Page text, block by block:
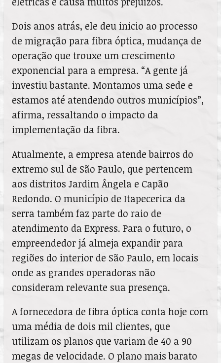
Dois anos atrás, ele deu inicio ao processo
de migração para fibra óptica, mudança de
operação que trouxe um crescimento
exponencial para a empresa. “A gente já
investiu bastante. Montamos uma sede e
estamos até atendendo outros municípios”,
afirma, ressaltando o impacto da
implementação da fibra.
Atualmente, a empresa atende bairros do
extremo sul de São Paulo, que pertencem
aos distritos Jardim Ângela e Capão
Redondo. O município de Itapecerica da
serra também faz parte do raio de
atendimento da Express. Para o futuro, o
empreendedor já almeja expandir para
regiões do interior de São Paulo, em locais
onde as grandes operadoras não
consideram relevante sua presença.
A fornecedora de fibra óptica conta hoje com
uma média de dois mil clientes, que
utilizam os planos que variam de 40 a 90
megas de velocidade. O plano mais barato